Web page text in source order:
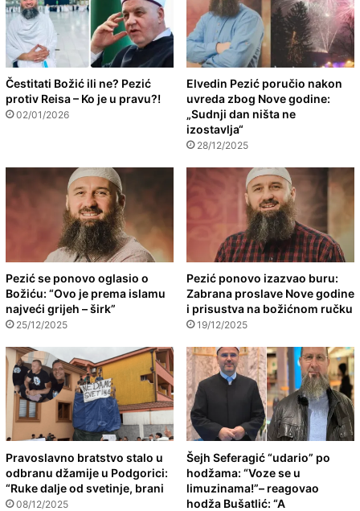
Čestitati Božić ili ne? Pezić
protiv Reisa – Ko je u pravu?!
02/01/2026
Elvedin Pezić poručio nakon
uvreda zbog Nove godine:
„Sudnji dan ništa ne
izostavlja“
28/12/2025
Pezić se ponovo oglasio o
Božiću: “Ovo je prema islamu
najveći grijeh – širk”
25/12/2025
Pezić ponovo izazvao buru:
Zabrana proslave Nove godine
i prisustva na božićnom ručku
19/12/2025
Pravoslavno bratstvo stalo u
odbranu džamije u Podgorici:
“Ruke dalje od svetinje, brani
08/12/2025
Šejh Seferagić “udario” po
hodžama: “Voze se u
limuzinama!”– reagovao
hodža Bušatlić: “A